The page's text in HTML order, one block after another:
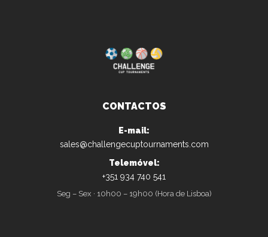
CONTACTOS
E-mail:
sales@challengecuptournaments.com
Telemóvel:
+351 934 740 541
Seg – Sex · 10h00 – 19h00 (Hora de Lisboa)